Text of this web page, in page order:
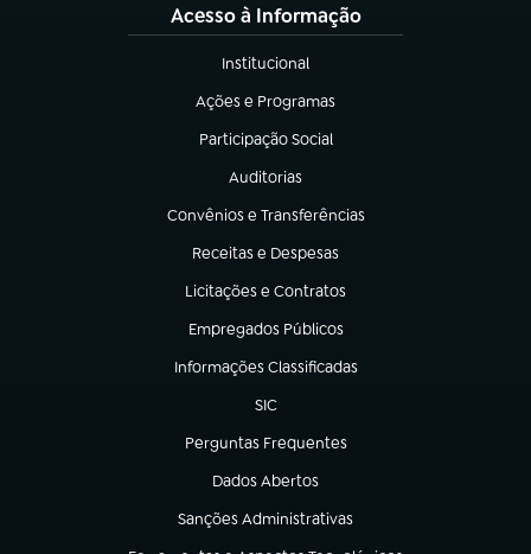
Acesso à Informação
Institucional
(abre em nova aba)
Ações e Programas
(abre em nova aba)
Participação Social
(abre em nova aba)
Auditorias
(abre em nova aba)
Convênios e Transferências
(abre em nova aba)
Receitas e Despesas
(abre em nova aba)
Licitações e Contratos
(abre em nova aba)
Empregados Públicos
(abre em nova aba)
Informações Classificadas
(abre em nova aba)
SIC
(abre em nova aba)
Perguntas Frequentes
(abre em nova aba)
Dados Abertos
(abre em nova aba)
Sanções Administrativas
(abre em nova aba)